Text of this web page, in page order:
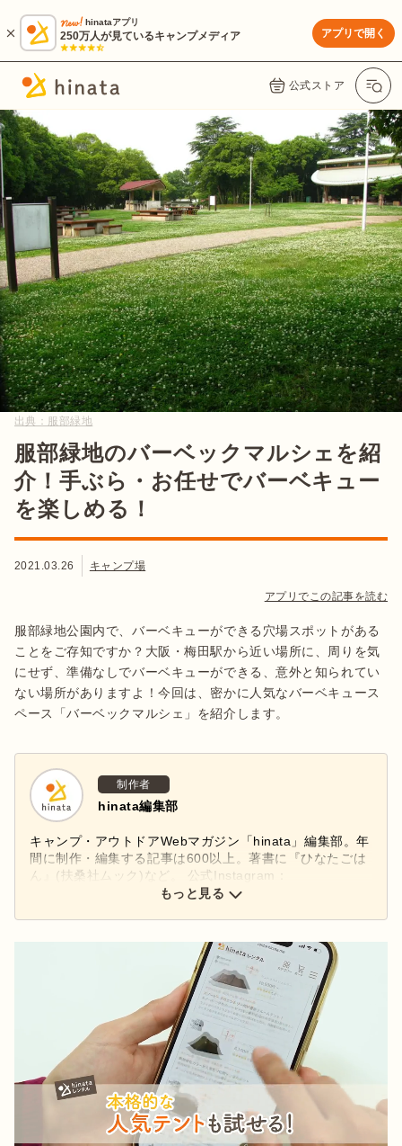
hinataアプリ
250万人が見ているキャンプメディア アプリで開く
公式ストア
出典： 服部緑地
服部緑地のバーベックマルシェを紹
介！手ぶら・お任せでバーベキュー
を楽しめる！
2021.03.26 キャンプ場
アプリでこの記事を読む
服部緑地公園内で、バーベキューができる穴場スポットがある
ことをご存知ですか？大阪・梅田駅から近い場所に、周りを気
にせず、準備なしでバーベキューができる、意外と知られてい
ない場所がありますよ！今回は、密かに人気なバーベキュース
ペース「バーベックマルシェ」を紹介します。
制作者
hinata編集部
キャンプ・アウトドアWebマガジン「hinata」編集部。年
間に制作・編集する記事は600以上。著書に『ひなたごは
ん』(扶桑社ムック)など。 公式Instagram：
もっと見る